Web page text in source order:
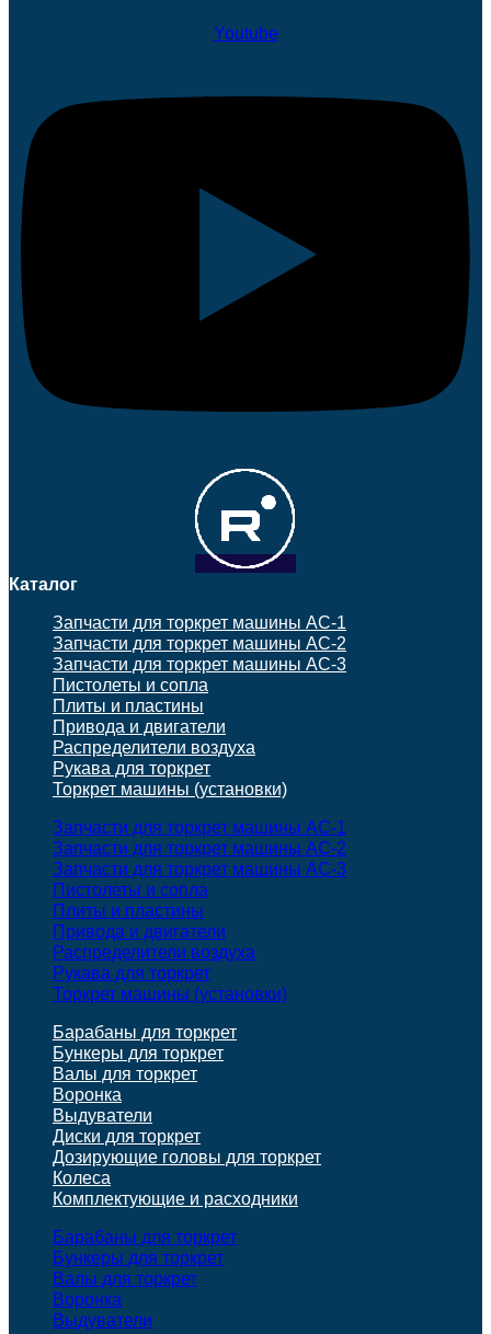
Youtube
Каталог
Запчасти для торкрет машины АС-1
Запчасти для торкрет машины АС-2
Запчасти для торкрет машины АС-3
Пистолеты и сопла
Плиты и пластины
Привода и двигатели
Распределители воздуха
Рукава для торкрет
Торкрет машины (установки)
Запчасти для торкрет машины АС-1
Запчасти для торкрет машины АС-2
Запчасти для торкрет машины АС-3
Пистолеты и сопла
Плиты и пластины
Привода и двигатели
Распределители воздуха
Рукава для торкрет
Торкрет машины (установки)
Барабаны для торкрет
Бункеры для торкрет
Валы для торкрет
Воронка
Выдуватели
Диски для торкрет
Дозирующие головы для торкрет
Колеса
Комплектующие и расходники
Барабаны для торкрет
Бункеры для торкрет
Валы для торкрет
Воронка
Выдуватели